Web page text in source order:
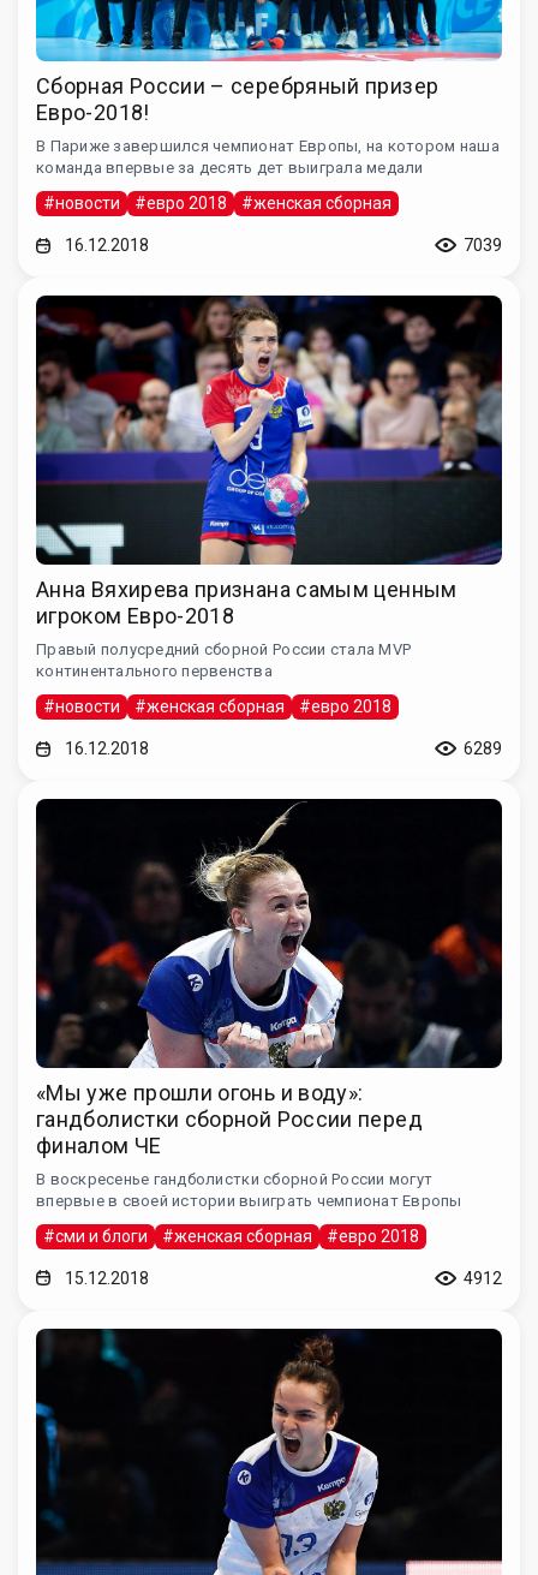
Сборная России – серебряный призер
Евро-2018!
В Париже завершился чемпионат Европы, на котором наша
команда впервые за десять дет выиграла медали
#новости #евро 2018 #женская сборная
16.12.2018 7039
Анна Вяхирева признана самым ценным
игроком Евро-2018
Правый полусредний сборной России стала MVP
континентального первенства
#новости #женская сборная #евро 2018
16.12.2018 6289
«Мы уже прошли огонь и воду»:
гандболистки сборной России перед
финалом ЧЕ
В воскресенье гандболистки сборной России могут
впервые в своей истории выиграть чемпионат Европы
#сми и блоги #женская сборная #евро 2018
15.12.2018 4912